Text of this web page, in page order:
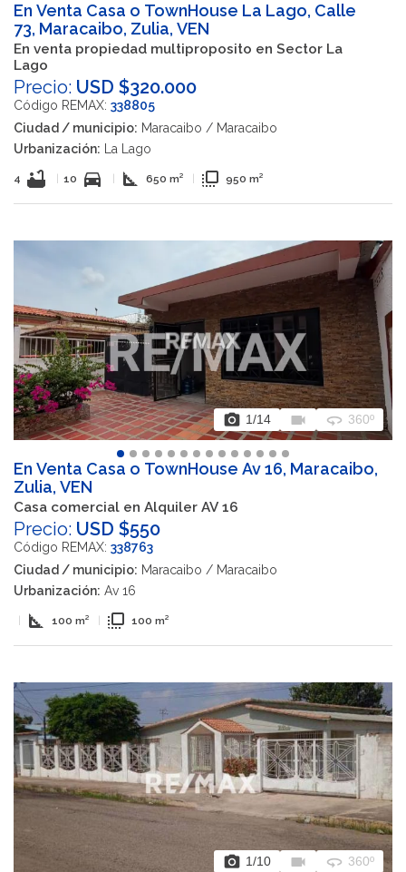
En Venta Casa o TownHouse La Lago, Calle
73, Maracaibo, Zulia, VEN
En venta propiedad multiproposito en Sector La
Lago
Precio: USD $320.000
Código REMAX: 338805
Ciudad / municipio: Maracaibo / Maracaibo
Urbanización: La Lago
4 bathtub 10 directions_car square_foot 650 m² flip_to_front 950 m²
photo_camera 1/14 videocam 360 360º
En Venta Casa o TownHouse Av 16, Maracaibo,
Zulia, VEN
Casa comercial en Alquiler AV 16
Precio: USD $550
Código REMAX: 338763
Ciudad / municipio: Maracaibo / Maracaibo
Urbanización: Av 16
square_foot 100 m² flip_to_front 100 m²
photo_camera 1/10 videocam 360 360º